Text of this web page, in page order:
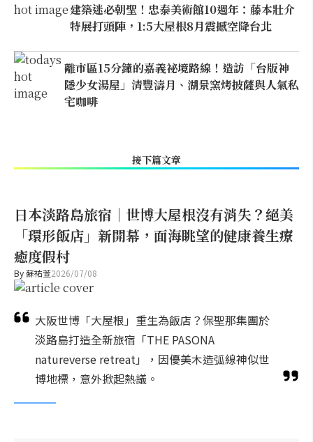
建築迷必朝聖！忠泰美術館10週年：藤本壯介
特展打頭陣，1:5大屋根8月震撼空降台北
離市區15分鐘的嘉義祕境路線！造訪「台版神
隱少女湯屋」清豐濤月、湖景窯烤披薩與人氣私
宅咖啡
接下篇文章
日本淡路島旅宿｜世博大屋根沒有消失？絕美
「環形飯店」新開幕，面海眺望的健康養生療
癒度假村
By蘇祐萱2026/07/08
大阪世博「大屋根」重生為飯店？保聖那集團於
淡路島打造全新旅宿「THE PASONA
natureverse retreat」，因優美木造弧線神似世
博地標，意外掀起熱議。